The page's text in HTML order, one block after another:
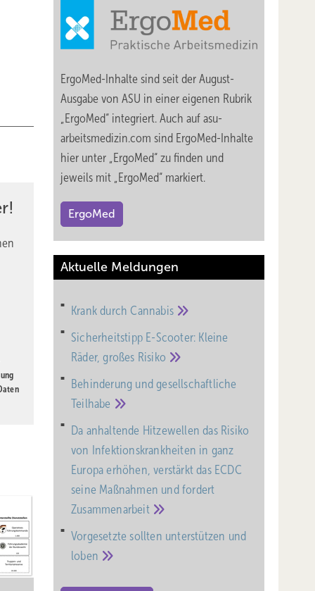
ErgoMed-Inhalte sind seit der August-
Ausgabe von ASU in einer eigenen Rubrik
„ErgoMed“ integriert. Auch auf asu-
arbeitsmedizin.com sind ErgoMed-Inhalte
hier unter „ErgoMed“ zu finden und
jeweils mit „ErgoMed“ markiert.
ErgoMed
Aktuelle Meldungen
Krank durchCannabis
Sicherheitstipp E-Scooter: Kleine
Räder, großes Risiko
Behinderung und gesell­schaft­liche
Teil­habe
Da anhaltende Hitzewellen das Risiko
von Infektionskrankheiten in ganz
Europa erhöhen, verstärkt das ECDC
seine Maßnahmen und fordert
Zusammenarbeit
Vorgesetzte sollten unterstützen und
loben